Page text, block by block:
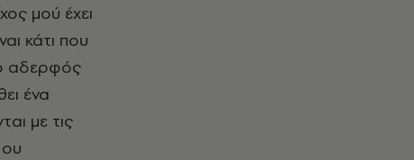
μού έχει
κάτι που
ο αδερφός
ένα
με τις